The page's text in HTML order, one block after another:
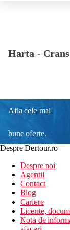
Harta -
Afla cele mai
bune oferte.
newsletter!
Despre Dertour.ro
Despre noi
Agentii
Contact
Blog
Cariere
Licente,
Nota de